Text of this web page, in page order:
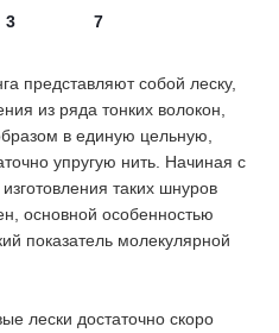
3 7
представляют собой леску,
из ряда тонких волокон,
в единую цельную,
упругую нить. Начиная с
таких шнуров
основной особенностью
показатель молекулярной
лески достаточно скоро